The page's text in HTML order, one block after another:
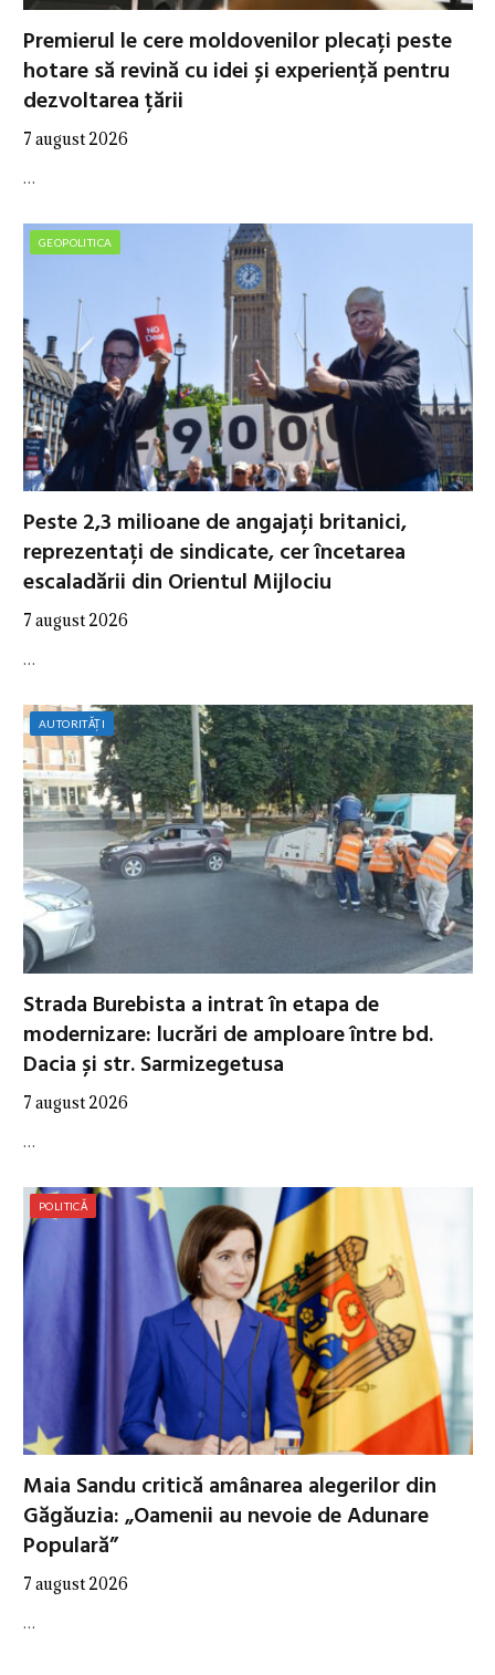
Premierul le cere moldovenilor plecați peste
hotare să revină cu idei și experiență pentru
dezvoltarea țării
7 august 2026
…
GEOPOLITICA
Peste 2,3 milioane de angajați britanici,
reprezentați de sindicate, cer încetarea
escaladării din Orientul Mijlociu
7 august 2026
…
AUTORITĂȚI
Strada Burebista a intrat în etapa de
modernizare: lucrări de amploare între bd.
Dacia și str. Sarmizegetusa
7 august 2026
…
POLITICĂ
Maia Sandu critică amânarea alegerilor din
Găgăuzia: „Oamenii au nevoie de Adunare
Populară”
7 august 2026
…